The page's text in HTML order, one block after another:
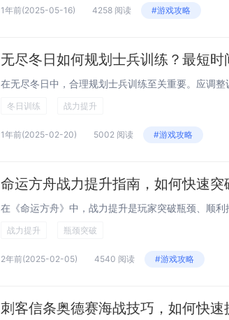
1年前(2025-05-16) 4258 阅读 #游戏攻略
无尽冬日如何规划士兵训练？最短时
冬日训练 战力提升
1年前(2025-02-20) 5002 阅读 #游戏攻略
命运方舟战力提升指南，如何快速突
战力提升 瓶颈突破
2年前(2025-02-05) 4540 阅读 #游戏攻略
刺客信条奥德赛海战技巧，如何快速